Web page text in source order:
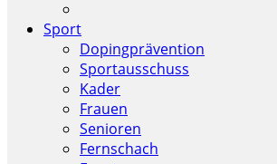
Sport
Dopingprävention
Sportausschuss
Kader
Frauen
Senioren
Fernschach